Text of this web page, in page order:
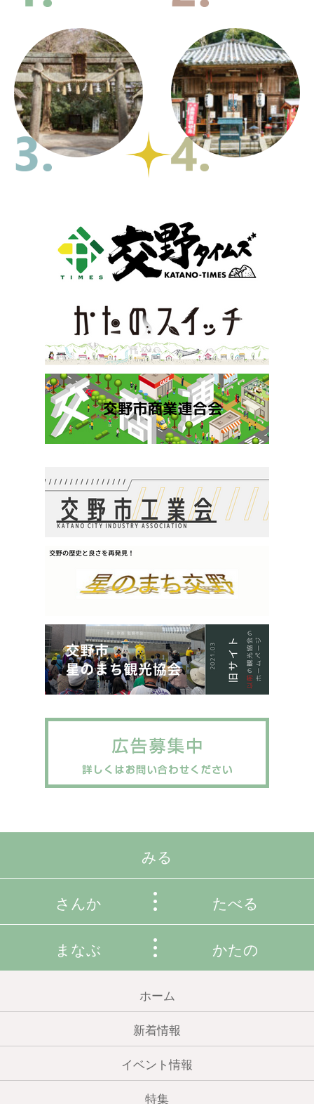
みる
さんか たべる
まなぶ かたの
ホーム
新着情報
イベント情報
特集